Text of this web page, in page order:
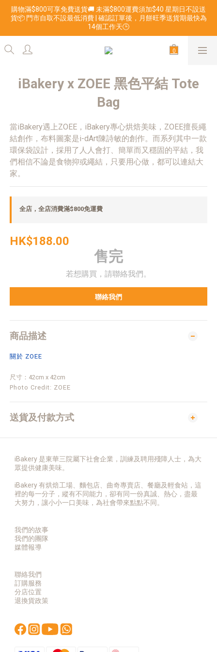
購物滿$800可享免費送貨🚚 未滿$800運費須加$40 星期日不設送
貨📦 門市自取不設最低消費 | 確認訂單後，月餅旺季送貨期最快為
14個工作天🕒
iBakery x ZOEE 黑色平結 Tote
Bag
當iBakery遇上ZOEE，iBakery專心烘焙美味，ZOEE擅長繩
結創作，布料圖案是i-dArt陳詩敏的創作。而系列其中一款
環保袋設計，採用了人人會打、簡單而又穩固的平結，我
們相信不論是食物抑或繩結，只要用心做，都可以連結大
家。
全店，全店消費滿$800免運費
HK$188.00
售完
若想購買，請聯絡我們。
聯絡我們
商品描述
關於 ZOEE
尺寸：42cm x 42cm
Photo Credit: ZOEE
送貨及付款方式
iBakery 是東華三院屬下社會企業，訓練及聘用殘障人士，為大
眾提供健康美味。
iBakery 有烘焙工場、麵包店、曲奇專賣店、餐廳及輕食站，這
裡的每一分子，縱有不同能力，卻有同一份真誠、熱心，盡最
大努力，讓小小一口美味，為社會帶來點點不同。
我們的故事
我們的團隊
媒體報導
聯絡我們
訂購服務
分店位置
退換貨政策